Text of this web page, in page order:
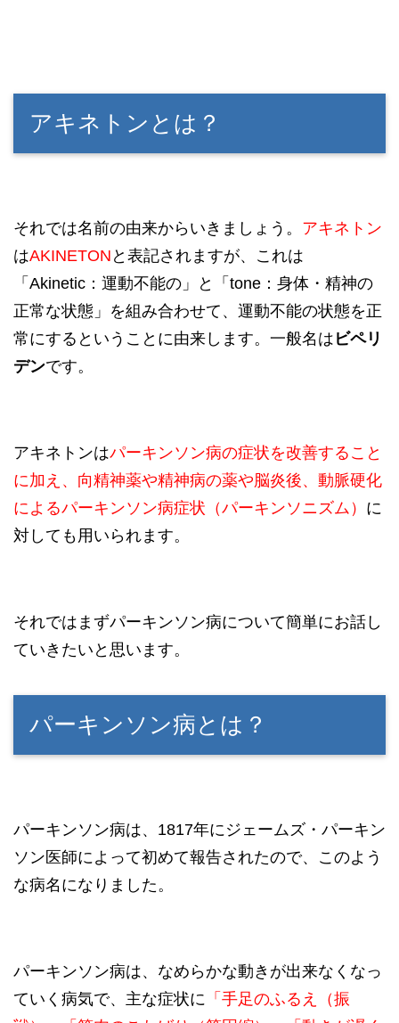
アキネトンとは？
それでは名前の由来からいきましょう。 アキネトン
はAKINETON と表記されますが、これは
「Akinetic：運動不能の」と「tone：身体・精神の
正常な状態」を組み合わせて、運動不能の状態を正
常にするということに由来します。一般名は ビペリ
デンです。
アキネトンはパーキンソン病の症状を改善すること
に加え、向精神薬や精神病の薬や脳炎後、動脈硬化
によるパーキンソン病症状（パーキンソニズム） に
対しても用いられます。
それではまずパーキンソン病について簡単にお話し
ていきたいと思います。
パーキンソン病とは？
パーキンソン病は、1817年にジェームズ・パーキン
ソン医師によって初めて報告されたので、このよう
な病名になりました。
パーキンソン病は、なめらかな動きが出来なくなっ
ていく病気で、主な症状に 「手足のふるえ（振